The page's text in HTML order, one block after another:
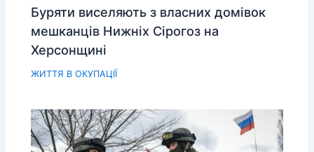
Буряти виселяють з власних домівок
мешканців Нижніх Сірогоз на
Херсонщині
ЖИТТЯ В ОКУПАЦІЇ